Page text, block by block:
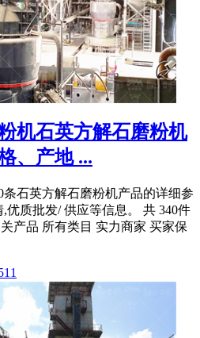
机石英方解石磨粉机
、产地 ...
条石英方解石磨粉机产品的详细参
优质批发/ 供应等信息。 共 340件
产品 所有类目 实力商家 买家保